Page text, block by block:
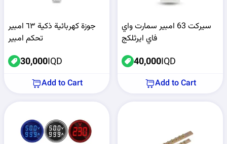
جوزة كهربائية ذكية ٦٣ امبير
تحكم امبير
30,000IQD
Add to Cart
سيركت 63 امبير سمارت واي
فاي ايرثلكج
40,000IQD
Add to Cart